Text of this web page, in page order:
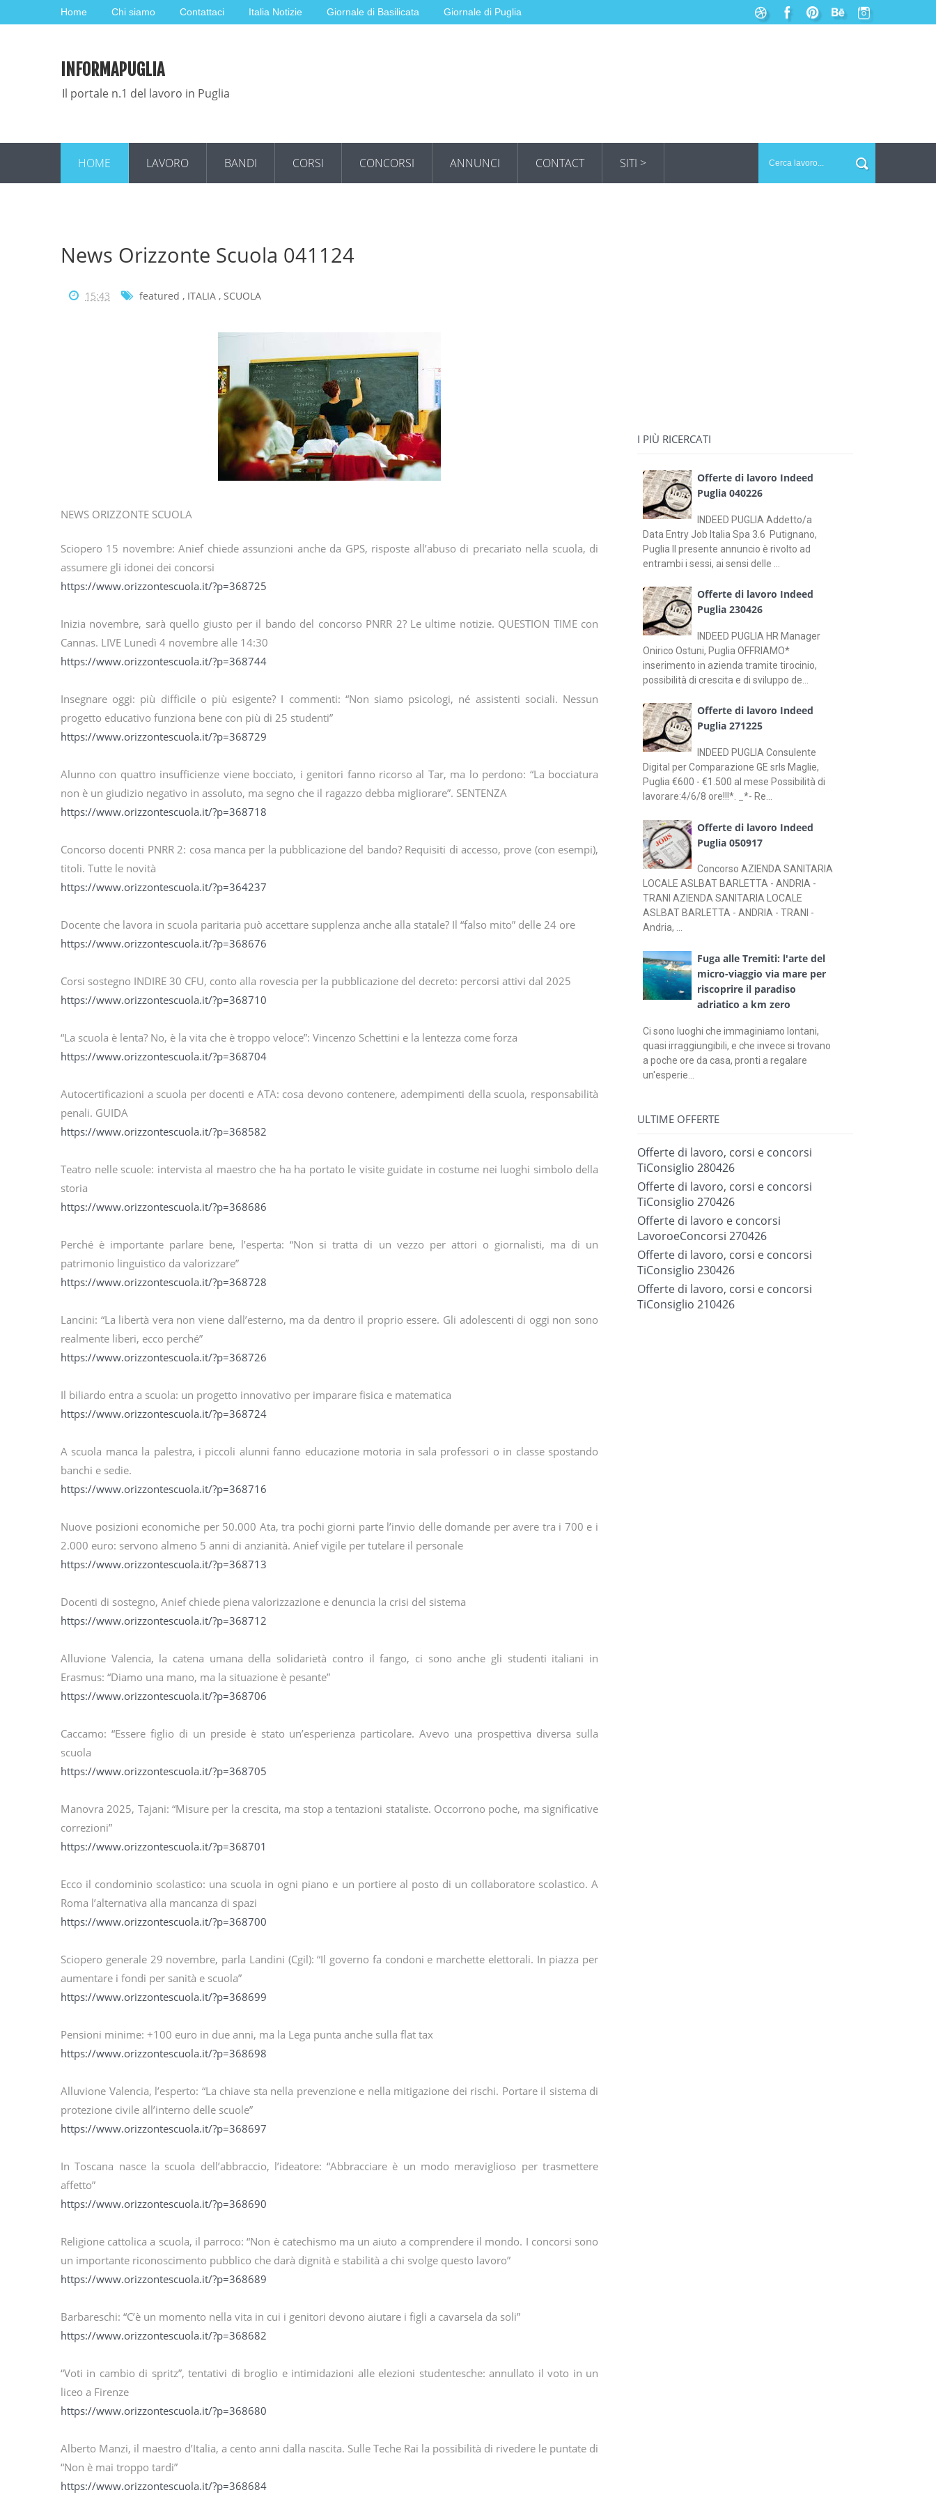
Home Chi siamo Contattaci Italia Notizie Giornale di Basilicata Giornale di Puglia
INFORMAPUGLIA
Il portale n.1 del lavoro in Puglia
HOME LAVORO BANDI CORSI CONCORSI ANNUNCI CONTACT SITI >
News Orizzonte Scuola 041124
15:43 featured , ITALIA , SCUOLA
NEWS ORIZZONTE SCUOLA
Sciopero 15 novembre: Anief chiede assunzioni anche da GPS, risposte all’abuso di precariato nella scuola, di
assumere gli idonei dei concorsi
https://www.orizzontescuola.it/?p=368725
Inizia novembre, sarà quello giusto per il bando del concorso PNRR 2? Le ultime notizie. QUESTION TIME con
Cannas. LIVE Lunedì 4 novembre alle 14:30
https://www.orizzontescuola.it/?p=368744
Insegnare oggi: più difficile o più esigente? I commenti: “Non siamo psicologi, né assistenti sociali. Nessun
progetto educativo funziona bene con più di 25 studenti”
https://www.orizzontescuola.it/?p=368729
Alunno con quattro insufficienze viene bocciato, i genitori fanno ricorso al Tar, ma lo perdono: “La bocciatura
non è un giudizio negativo in assoluto, ma segno che il ragazzo debba migliorare”. SENTENZA
https://www.orizzontescuola.it/?p=368718
Concorso docenti PNRR 2: cosa manca per la pubblicazione del bando? Requisiti di accesso, prove (con esempi),
titoli. Tutte le novità
https://www.orizzontescuola.it/?p=364237
Docente che lavora in scuola paritaria può accettare supplenza anche alla statale? Il “falso mito” delle 24 ore
https://www.orizzontescuola.it/?p=368676
Corsi sostegno INDIRE 30 CFU, conto alla rovescia per la pubblicazione del decreto: percorsi attivi dal 2025
https://www.orizzontescuola.it/?p=368710
“La scuola è lenta? No, è la vita che è troppo veloce”: Vincenzo Schettini e la lentezza come forza
https://www.orizzontescuola.it/?p=368704
Autocertificazioni a scuola per docenti e ATA: cosa devono contenere, adempimenti della scuola, responsabilità
penali. GUIDA
https://www.orizzontescuola.it/?p=368582
Teatro nelle scuole: intervista al maestro che ha ha portato le visite guidate in costume nei luoghi simbolo della
storia
https://www.orizzontescuola.it/?p=368686
Perché è importante parlare bene, l’esperta: “Non si tratta di un vezzo per attori o giornalisti, ma di un
patrimonio linguistico da valorizzare”
https://www.orizzontescuola.it/?p=368728
Lancini: “La libertà vera non viene dall’esterno, ma da dentro il proprio essere. Gli adolescenti di oggi non sono
realmente liberi, ecco perché”
https://www.orizzontescuola.it/?p=368726
Il biliardo entra a scuola: un progetto innovativo per imparare fisica e matematica
https://www.orizzontescuola.it/?p=368724
A scuola manca la palestra, i piccoli alunni fanno educazione motoria in sala professori o in classe spostando
banchi e sedie.
https://www.orizzontescuola.it/?p=368716
Nuove posizioni economiche per 50.000 Ata, tra pochi giorni parte l’invio delle domande per avere tra i 700 e i
2.000 euro: servono almeno 5 anni di anzianità. Anief vigile per tutelare il personale
https://www.orizzontescuola.it/?p=368713
Docenti di sostegno, Anief chiede piena valorizzazione e denuncia la crisi del sistema
https://www.orizzontescuola.it/?p=368712
Alluvione Valencia, la catena umana della solidarietà contro il fango, ci sono anche gli studenti italiani in
Erasmus: “Diamo una mano, ma la situazione è pesante”
https://www.orizzontescuola.it/?p=368706
Caccamo: “Essere figlio di un preside è stato un’esperienza particolare. Avevo una prospettiva diversa sulla
scuola
https://www.orizzontescuola.it/?p=368705
Manovra 2025, Tajani: “Misure per la crescita, ma stop a tentazioni stataliste. Occorrono poche, ma significative
correzioni”
https://www.orizzontescuola.it/?p=368701
Ecco il condominio scolastico: una scuola in ogni piano e un portiere al posto di un collaboratore scolastico. A
Roma l’alternativa alla mancanza di spazi
https://www.orizzontescuola.it/?p=368700
Sciopero generale 29 novembre, parla Landini (Cgil): “Il governo fa condoni e marchette elettorali. In piazza per
aumentare i fondi per sanità e scuola”
https://www.orizzontescuola.it/?p=368699
Pensioni minime: +100 euro in due anni, ma la Lega punta anche sulla flat tax
https://www.orizzontescuola.it/?p=368698
Alluvione Valencia, l’esperto: “La chiave sta nella prevenzione e nella mitigazione dei rischi. Portare il sistema di
protezione civile all’interno delle scuole”
https://www.orizzontescuola.it/?p=368697
In Toscana nasce la scuola dell’abbraccio, l’ideatore: “Abbracciare è un modo meraviglioso per trasmettere
affetto”
https://www.orizzontescuola.it/?p=368690
Religione cattolica a scuola, il parroco: “Non è catechismo ma un aiuto a comprendere il mondo. I concorsi sono
un importante riconoscimento pubblico che darà dignità e stabilità a chi svolge questo lavoro”
https://www.orizzontescuola.it/?p=368689
Barbareschi: “C’è un momento nella vita in cui i genitori devono aiutare i figli a cavarsela da soli”
https://www.orizzontescuola.it/?p=368682
“Voti in cambio di spritz”, tentativi di broglio e intimidazioni alle elezioni studentesche: annullato il voto in un
liceo a Firenze
https://www.orizzontescuola.it/?p=368680
Alberto Manzi, il maestro d’Italia, a cento anni dalla nascita. Sulle Teche Rai la possibilità di rivedere le puntate di
“Non è mai troppo tardi”
https://www.orizzontescuola.it/?p=368684
I PIÙ RICERCATI
Offerte di lavoro Indeed
Puglia 040226
INDEED PUGLIA Addetto/a
Data Entry Job Italia Spa 3.6 Putignano,
Puglia Il presente annuncio è rivolto ad
entrambi i sessi, ai sensi delle ...
Offerte di lavoro Indeed
Puglia 230426
INDEED PUGLIA HR Manager
Onirico Ostuni, Puglia OFFRIAMO*
inserimento in azienda tramite tirocinio,
possibilità di crescita e di sviluppo de...
Offerte di lavoro Indeed
Puglia 271225
INDEED PUGLIA Consulente
Digital per Comparazione GE srls Maglie,
Puglia €600 - €1.500 al mese Possibilità di
lavorare:4/6/8 ore!!!*. _*- Re...
Offerte di lavoro Indeed
Puglia 050917
Concorso AZIENDA SANITARIA
LOCALE ASLBAT BARLETTA - ANDRIA -
TRANI AZIENDA SANITARIA LOCALE
ASLBAT BARLETTA - ANDRIA - TRANI -
Andria, ...
Fuga alle Tremiti: l'arte del
micro-viaggio via mare per
riscoprire il paradiso
adriatico a km zero
Ci sono luoghi che immaginiamo lontani,
quasi irraggiungibili, e che invece si trovano
a poche ore da casa, pronti a regalare
un'esperie...
ULTIME OFFERTE
Offerte di lavoro, corsi e concorsi
TiConsiglio 280426
Offerte di lavoro, corsi e concorsi
TiConsiglio 270426
Offerte di lavoro e concorsi
LavoroeConcorsi 270426
Offerte di lavoro, corsi e concorsi
TiConsiglio 230426
Offerte di lavoro, corsi e concorsi
TiConsiglio 210426